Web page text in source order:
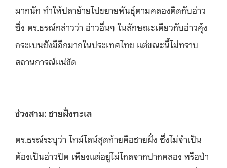
มากนัก ทำให้ปลาย้ายไปขยายพันธุ์ตามคลองติดกับอ่าว
ซึ่ง ดร.ธรณ์กล่าวว่า อ่าวอื่นๆ ในลักษณะเดียวกับอ่าวคุ้ง
กระเบนยังมีอีกมากในประเทศไทย แต่ขณะนี้ไม่ทราบ
สถานการณ์แน่ชัด
ช่วงสาม: ชายฝั่งทะเล
ดร.ธรณ์ระบุว่า ไทม์ไลน์สุดท้ายคือชายฝั่ง ซึ่งไม่จำเป็น
ต้องเป็นอ่าวปิด เพียงแต่อยู่ไม่ไกลจากปากคลอง หรือป่า